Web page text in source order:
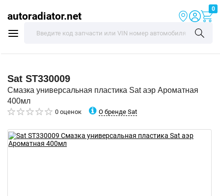
autoradiator.net
0
Sat ST330009
Смазка универсальная пластика Sat аэр Ароматная
400мл
0 оценок О бренде Sat